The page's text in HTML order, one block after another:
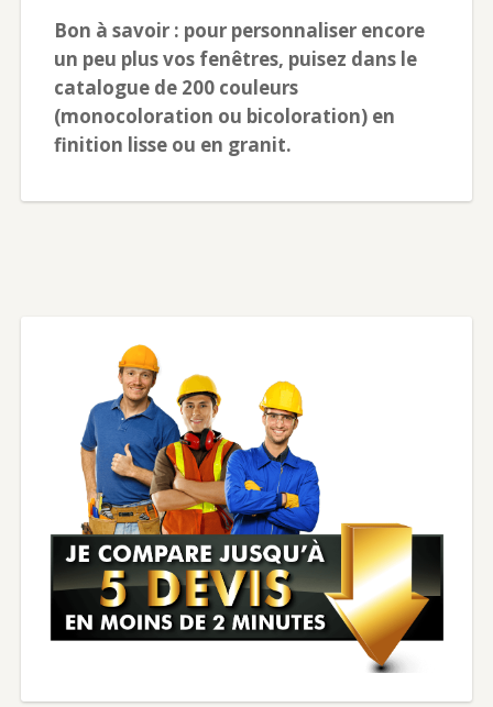
Bon à savoir : pour personnaliser encore
un peu plus vos fenêtres, puisez dans le
catalogue de 200 couleurs
(monocoloration ou bicoloration) en
finition lisse ou en granit.